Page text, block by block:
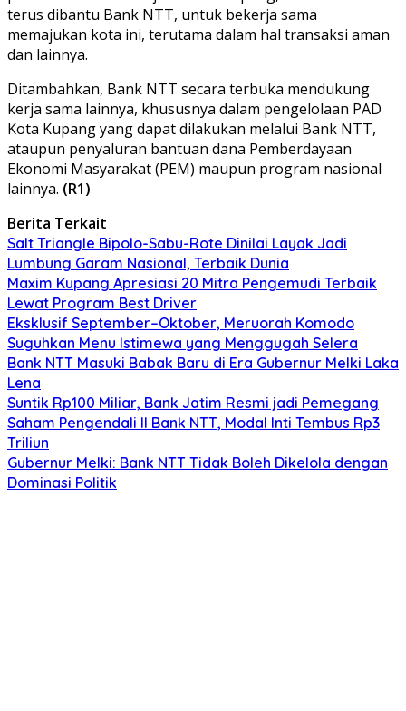
terus dibantu Bank NTT, untuk bekerja sama
memajukan kota ini, terutama dalam hal transaksi aman
dan lainnya.
Ditambahkan, Bank NTT secara terbuka mendukung
kerja sama lainnya, khususnya dalam pengelolaan PAD
Kota Kupang yang dapat dilakukan melalui Bank NTT,
ataupun penyaluran bantuan dana Pemberdayaan
Ekonomi Masyarakat (PEM) maupun program nasional
lainnya. (R1)
Berita Terkait
Salt Triangle Bipolo-Sabu-Rote Dinilai Layak Jadi
Lumbung Garam Nasional, Terbaik Dunia
Maxim Kupang Apresiasi 20 Mitra Pengemudi Terbaik
Lewat Program Best Driver
Eksklusif September–Oktober, Meruorah Komodo
Suguhkan Menu Istimewa yang Menggugah Selera
Bank NTT Masuki Babak Baru di Era Gubernur Melki Laka
Lena
Suntik Rp100 Miliar, Bank Jatim Resmi jadi Pemegang
Saham Pengendali II Bank NTT, Modal Inti Tembus Rp3
Triliun
Gubernur Melki: Bank NTT Tidak Boleh Dikelola dengan
Dominasi Politik